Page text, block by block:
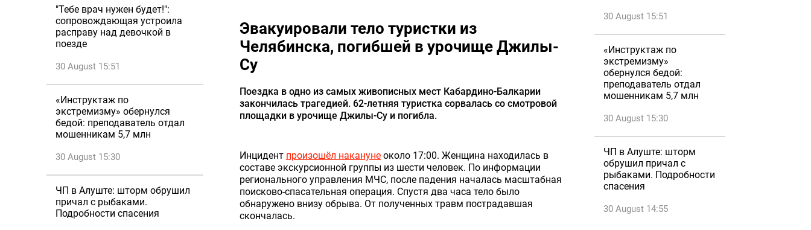
"Тебе врач нужен будет!":
сопровождающая устроила
расправу над девочкой в
поезде
30 August 15:51
«Инструктаж по
экстремизму» обернулся
бедой: преподаватель отдал
мошенникам 5,7 млн
30 August 15:30
ЧП в Алуште: шторм обрушил
причал с рыбаками.
Подробности спасения
Эвакуировали тело туристки из
Челябинска, погибшей в урочище Джилы-
Су
Поездка в одно из самых живописных мест Кабардино-Балкарии
закончилась трагедией. 62-летняя туристка сорвалась со смотровой
площадки в урочище Джилы-Су и погибла.
Инцидент произошёл накануне около 17:00. Женщина находилась в
составе экскурсионной группы из шести человек. По информации
регионального управления МЧС, после падения началась масштабная
поисково-спасательная операция. Спустя два часа тело было
обнаружено внизу обрыва. От полученных травм пострадавшая
скончалась.
30 August 15:51
«Инструктаж по
экстремизму»
обернулся бедой:
преподаватель отдал
мошенникам 5,7 млн
30 August 15:30
ЧП в Алуште: шторм
обрушил причал с
рыбаками. Подробности
спасения
30 August 14:55